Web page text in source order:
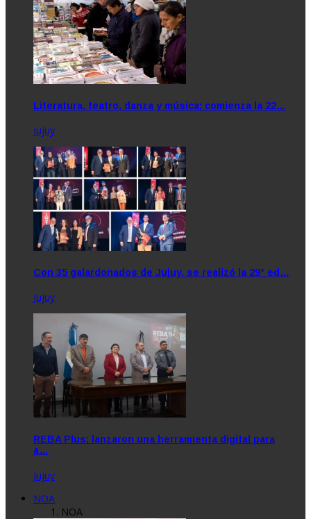
Literatura, teatro, danza y música: comienza la 22…
Jujuy
Con 35 galardonados de Jujuy, se realizó la 29° ed…
Jujuy
REBA Plus: lanzaron una herramienta digital para
a…
Jujuy
NOA
NOA